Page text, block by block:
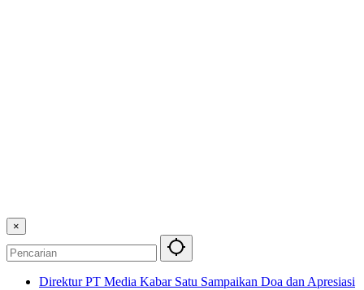
×
Direktur PT Media Kabar Satu Sampaikan Doa dan Apresiasi